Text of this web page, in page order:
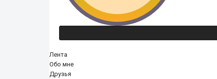
Лента
Обо мне
Друзья